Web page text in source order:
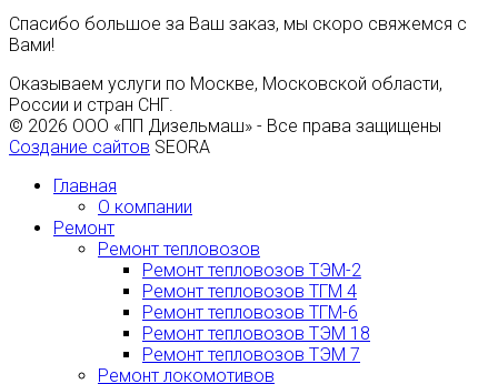
Спасибо большое за Ваш заказ, мы скоро свяжемся с
Вами!
Оказываем услуги по Москве, Московской области,
России и стран СНГ.
© 2026 ООО «ПП Дизельмаш» - Все права защищены
Создание сайтов SEORA
Главная
О компании
Ремонт
Ремонт тепловозов
Ремонт тепловозов ТЭМ-2
Ремонт тепловозов ТГМ 4
Ремонт тепловозов ТГМ-6
Ремонт тепловозов ТЭМ 18
Ремонт тепловозов ТЭМ 7
Ремонт локомотивов